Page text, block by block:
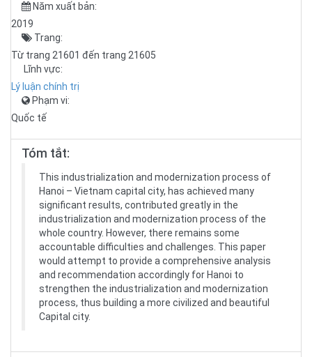
Năm xuất bản:
2019
Trang:
Từ trang 21601 đến trang 21605
Lĩnh vực:
Lý luận chính trị
Phạm vi:
Quốc tế
Tóm tắt:
This industrialization and modernization process of
Hanoi – Vietnam capital city, has achieved many
significant results, contributed greatly in the
industrialization and modernization process of the
whole country. However, there remains some
accountable difficulties and challenges. This paper
would attempt to provide a comprehensive analysis
and recommendation accordingly for Hanoi to
strengthen the industrialization and modernization
process, thus building a more civilized and beautiful
Capital city.